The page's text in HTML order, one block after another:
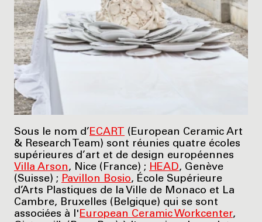
Sous le nom d’ECART
(European Ceramic Art
& Research Team) sont réunies quatre écoles
supérieures d’art et de design européennes
Villa Arson, Nice (France) ; HEAD, Genève
(Suisse) ; Pavillon Bosio, École Supérieure
d’Arts Plastiques de la Ville de Monaco et La
Cambre, Bruxelles (Belgique) qui se sont
associées à l'European Ceramic Workcenter,